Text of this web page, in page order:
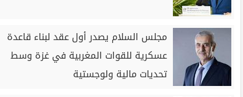
مجلس السلام يصدر أول عقد لبناء قاعدة
عسكرية للقوات المغربية في غزة وسط
تحديات مالية ولوجستية